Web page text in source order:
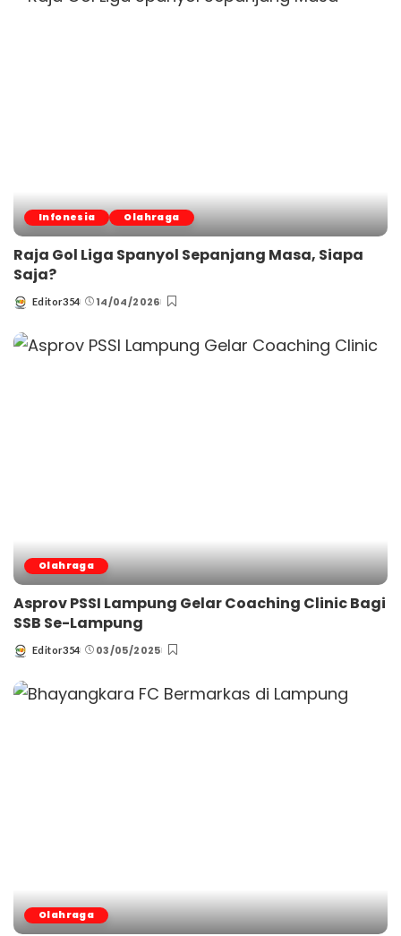
Infonesia Olahraga
Raja Gol Liga Spanyol Sepanjang Masa, Siapa
Saja?
Posted
Editor354 14/04/2026
Olahraga
Asprov PSSI Lampung Gelar Coaching Clinic Bagi
SSB Se-Lampung
Posted
Editor354 03/05/2025
Olahraga